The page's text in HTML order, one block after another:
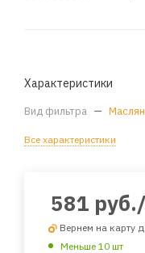
Характеристики
Вид фильтра —
Все характеристики
581 руб.
Вернем на карту
Меньше 10 шт